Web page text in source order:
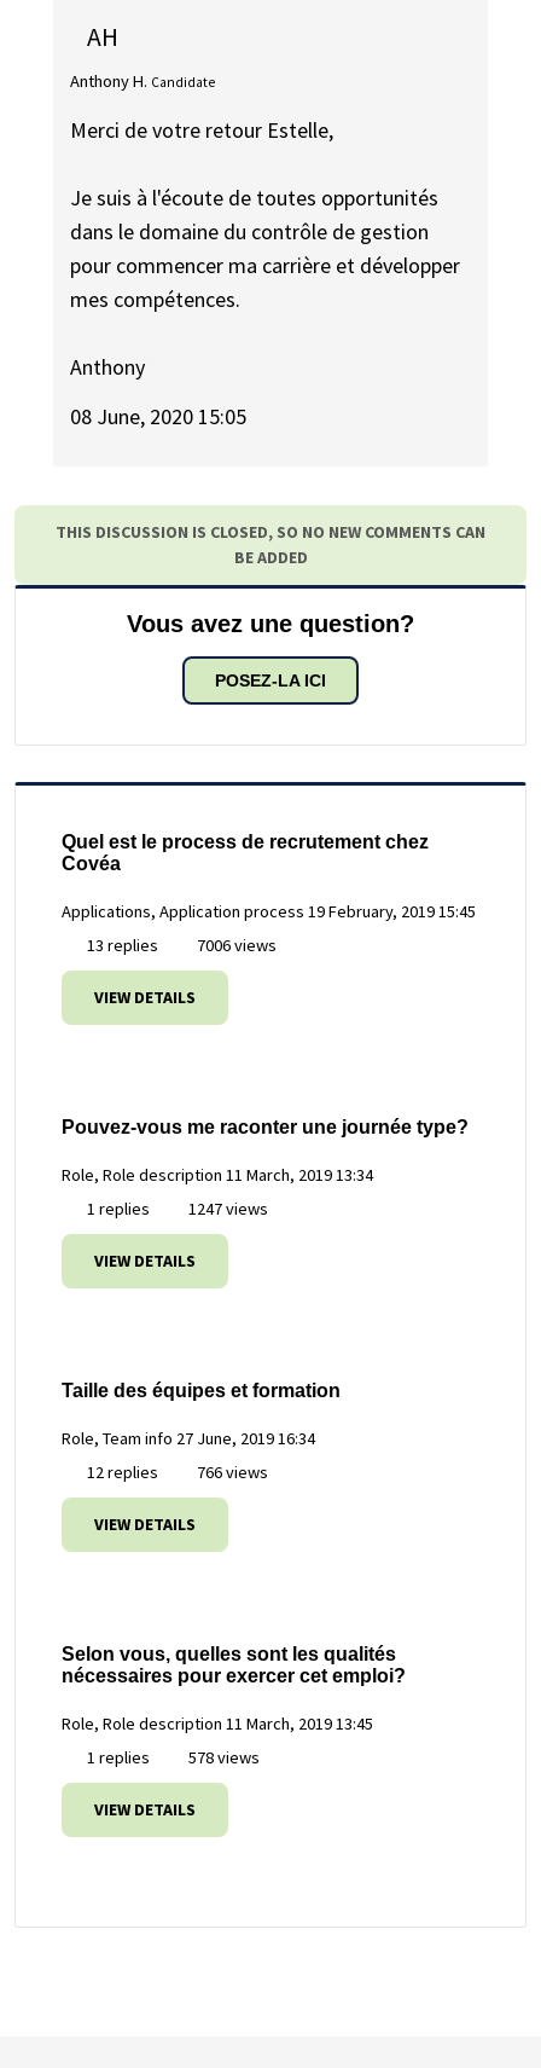
AH
Anthony H. Candidate
Merci de votre retour Estelle,
Je suis à l'écoute de toutes opportunités
dans le domaine du contrôle de gestion
pour commencer ma carrière et développer
mes compétences.
Anthony
08 June, 2020 15:05
THIS DISCUSSION IS CLOSED, SO NO NEW COMMENTS CAN
BE ADDED
Vous avez une question?
POSEZ-LA ICI
Quel est le process de recrutement chez
Covéa
Applications, Application process 19 February, 2019 15:45
13 replies
7006 views
VIEW DETAILS
Pouvez-vous me raconter une journée type?
Role, Role description 11 March, 2019 13:34
1 replies
1247 views
VIEW DETAILS
Taille des équipes et formation
Role, Team info 27 June, 2019 16:34
12 replies
766 views
VIEW DETAILS
Selon vous, quelles sont les qualités
nécessaires pour exercer cet emploi?
Role, Role description 11 March, 2019 13:45
1 replies
578 views
VIEW DETAILS